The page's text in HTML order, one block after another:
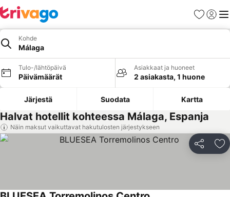
Suosikit
Kohde
Málaga
Tulo-/lähtöpäivä
Päivämäärät
Asiakkaat ja huoneet
2 asiakasta, 1 huone
Järjestä Suodata Kartta
Halvat hotellit kohteessa Málaga, Espanja
Näin maksut vaikuttavat hakutulosten järjestykseen
Jaa